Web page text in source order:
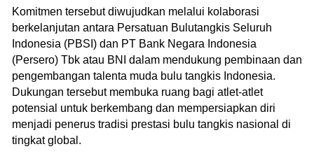
Komitmen tersebut diwujudkan melalui kolaborasi
berkelanjutan antara Persatuan Bulutangkis Seluruh
Indonesia (PBSI) dan PT Bank Negara Indonesia
(Persero) Tbk atau BNI dalam mendukung pembinaan dan
pengembangan talenta muda bulu tangkis Indonesia.
Dukungan tersebut membuka ruang bagi atlet-atlet
potensial untuk berkembang dan mempersiapkan diri
menjadi penerus tradisi prestasi bulu tangkis nasional di
tingkat global.